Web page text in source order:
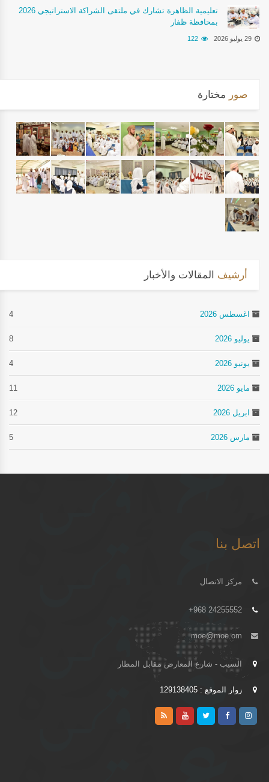
تعليمية الظاهرة تشارك في ملتقى الشراكة الاستراتيجي 2026
بمحافظة ظفار
29 يوليو 2026 122
صور مختارة
أرشيف المقالات والأخبار
اغسطس 2026 4
يوليو 2026 8
يونيو 2026 4
مايو 2026 11
ابريل 2026 12
مارس 2026 5
اتصل بنا
مركز الاتصال
+968 24255552
moe@moe.om
السيب - شارع المعارض مقابل المطار
زوار الموقع : 129138405